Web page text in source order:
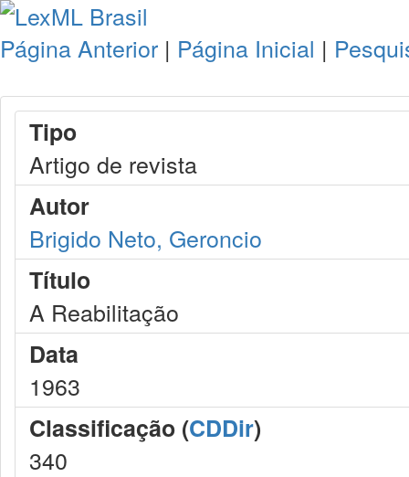
Página Anterior | Página Inicial |
Tipo
Artigo de revista
Autor
Brigido Neto, Geroncio
Título
A Reabilitação
Data
1963
Classificação (CDDir)
340